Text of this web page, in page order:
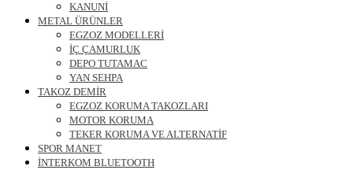
KANUNİ
METAL ÜRÜNLER
EGZOZ MODELLERİ
İÇ ÇAMURLUK
DEPO TUTAMAC
YAN SEHPA
TAKOZ DEMİR
EGZOZ KORUMA TAKOZLARI
MOTOR KORUMA
TEKER KORUMA VE ALTERNATİF
SPOR MANET
İNTERKOM BLUETOOTH